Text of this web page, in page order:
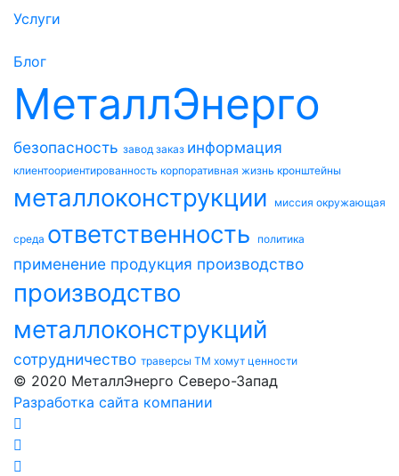
Услуги
Блог
МеталлЭнерго
безопасность завод заказ информация
клиентоориентированность корпоративная жизнь кронштейны
металлоконструкции миссия окружающая
среда ответственность политика
применение продукция производство
производство
металлоконструкций
сотрудничество траверсы ТМ хомут ценности
© 2020 МеталлЭнерго Северо-Запад
Разработка сайта компании